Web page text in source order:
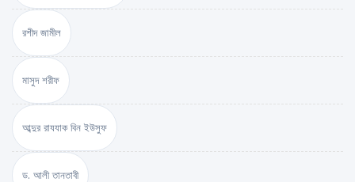
রশীদ জামীল
মাসুদ শরীফ
আব্দুর রাযযাক বিন ইউসুফ
ড. আলী তানতাবী